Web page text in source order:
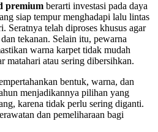
premium berarti investasi pada daya
siap tempur menghadapi lalu lintas
Seratnya telah diproses khusus agar
tekanan. Selain itu, pewarna
warna karpet tidak mudah
matahari atau sering dibersihkan.
bentuk, warna, dan
menjadikannya pilihan yang
karena tidak perlu sering diganti.
dan pemeliharaan bagi